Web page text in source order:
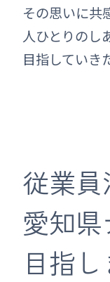
その思いに共
人ひとりのし
目指していき
従業員
愛知県
目指し